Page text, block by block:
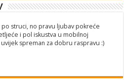
po struci, no pravu ljubav pokreće
i pol iskustva u mobilnoj
spreman za dobru raspravu :)